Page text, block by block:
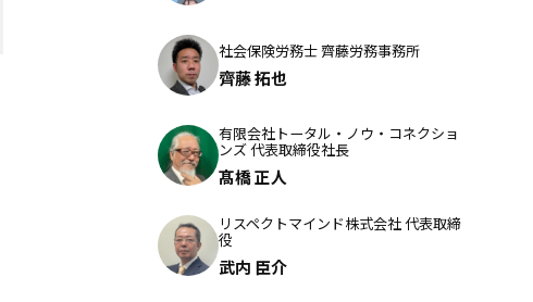
社会保険労務士 齊藤労務事務所
齊藤 拓也
有限会社トータル・ノウ・コネクショ
ンズ 代表取締役社長
髙橋 正人
リスペクトマインド株式会社 代表取締
役
武内 臣介